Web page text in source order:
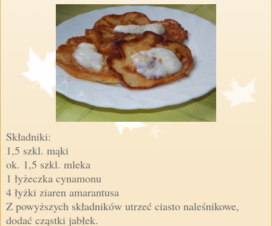
Składniki:
1,5 szkl. mąki
ok. 1,5 szkl. mleka
1 łyżeczka cynamonu
4 łyżki ziaren amarantusa
Z powyższych składników utrzeć ciasto naleśnikowe,
dodać cząstki jabłek.